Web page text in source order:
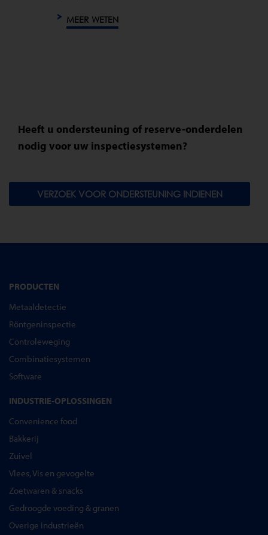
MEER WETEN
Heeft u ondersteuning of reserve-onderdelen
nodig voor uw inspectiesystemen?
VERZOEK VOOR ONDERSTEUNING INDIENEN
PRODUCTEN
Metaaldetectie
Röntgeninspectie
Controleweging
Combinatiesystemen
Software
INDUSTRIE-OPLOSSINGEN
Convenience food
Bakkerij
Zuivel
Vlees, Vis en gevogelte
Zoetwaren & snacks
Gedroogde voeding & granen
Overige industrieën